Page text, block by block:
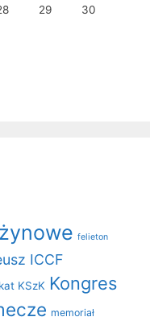
29 30
felieton
ICCF
KSzK Kongres
memoriał